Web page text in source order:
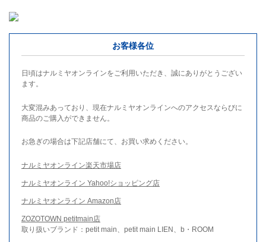
お客様各位
日頃はナルミヤオンラインをご利用いただき、誠にありがとうござい
ます。
大変混みあっており、現在ナルミヤオンラインへのアクセスならびに
商品のご購入ができません。
お急ぎの場合は下記店舗にて、お買い求めください。
ナルミヤオンライン楽天市場店
ナルミヤオンライン Yahoo!ショッピング店
ナルミヤオンライン Amazon店
ZOZOTOWN petitmain店
取り扱いブランド：petit main、petit main LIEN、b・ROOM